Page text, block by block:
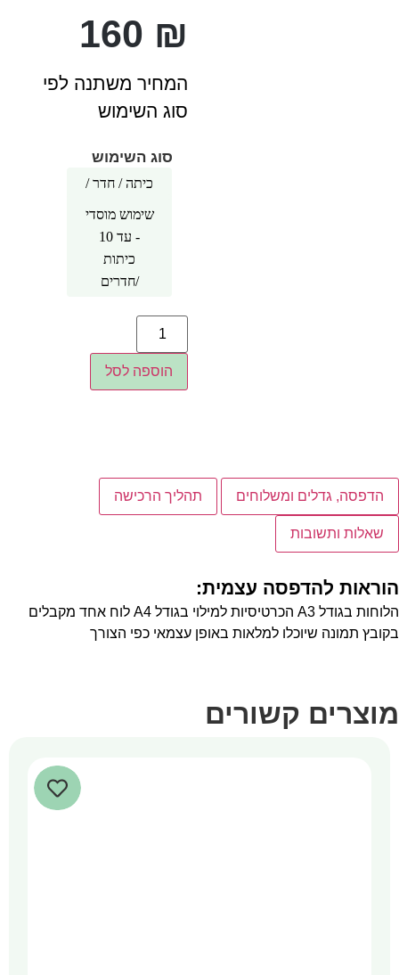
160 ₪
המחיר משתנה לפי
סוג השימוש
סוג השימוש
כיתה / חדר /
עד 4 כיתות /
חדרים
שימוש מוסדי
- עד 10
כיתות
/חדרים
הוספה לסל
הדפסה, גדלים ומשלוחים תהליך הרכישה
שאלות ותשובות
הוראות להדפסה עצמית:
הלוחות בגודל A3 הכרטיסיות למילוי בגודל A4 לוח אחד מקבלים
בקובץ תמונה שיוכלו למלאות באופן עצמאי כפי הצורך
מוצרים קשורים